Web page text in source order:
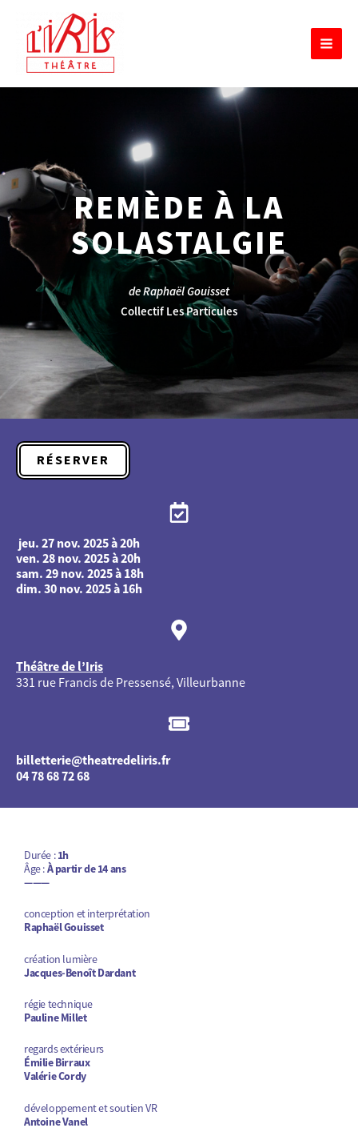
contenu
REMÈDE À LA
SOLASTALGIE
de Raphaël Gouisset
Collectif Les Particules
RÉSERVER
jeu. 27 nov. 2025 à 20h
ven. 28 nov. 2025 à 20h
sam. 29 nov. 2025 à 18h
dim. 30 nov. 2025 à 16h
Théâtre de l’Iris
331 rue Francis de Pressensé, Villeurbanne
billetterie@theatredeliris.fr
04 78 68 72 68
Durée :1h
Âge :À partir de 14 ans
———
conception et interprétation
Raphaël Gouisset
création lumière
Jacques-Benoît Dardant
régie technique
Pauline Millet
regards extérieurs
Émilie Birraux
Valérie Cordy
développement et soutien VR
Antoine Vanel